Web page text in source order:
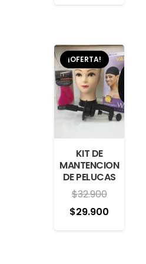
precio
$59.800.
precio
$50.000.
¡OFERTA!
KIT DE
MANTENCION
DE PELUCAS
$32.900
El
precio
$29.900
precio